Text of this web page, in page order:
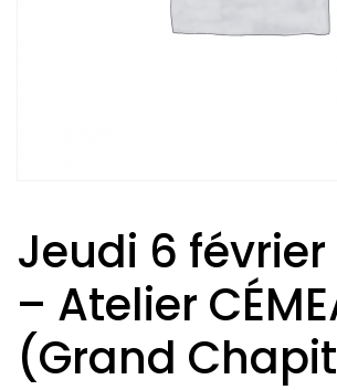
Jeudi 6 février
– Atelier
(Grand